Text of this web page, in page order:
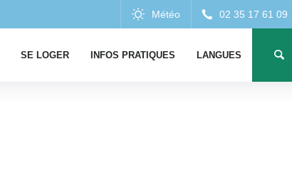
SE LOGER INFOS PRATIQUES LANGUES